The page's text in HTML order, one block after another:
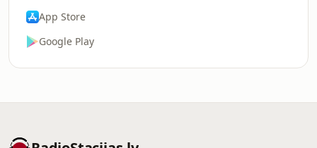
App Store
Google Play